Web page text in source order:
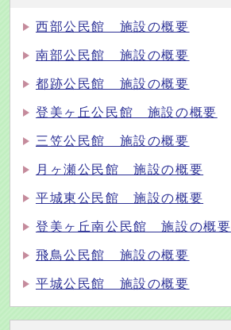
西部公民館 施設の概要
南部公民館 施設の概要
都跡公民館 施設の概要
登美ヶ丘公民館 施設の概要
三笠公民館 施設の概要
月ヶ瀬公民館 施設の概要
平城東公民館 施設の概要
登美ヶ丘南公民館 施設の概要
飛鳥公民館 施設の概要
平城公民館 施設の概要